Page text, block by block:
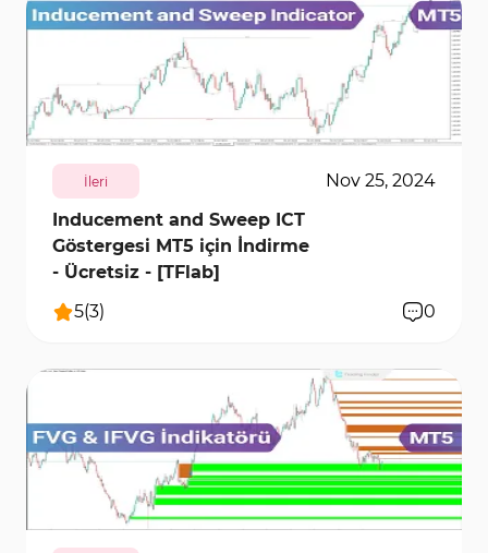
4079 10929
İleri
Nov 25, 2024
Inducement and Sweep ICT
Göstergesi MT5 için İndirme
- Ücretsiz - [TFlab]
5(3) 0
10108 0